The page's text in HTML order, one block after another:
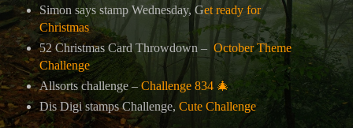
Simon says stamp Wednesday, Get ready for
Christmas
52 Christmas Card Throwdown – October Theme
Challenge
Allsorts challenge –Challenge 834 🎄
Dis Digi stamps Challenge, Cute Challenge